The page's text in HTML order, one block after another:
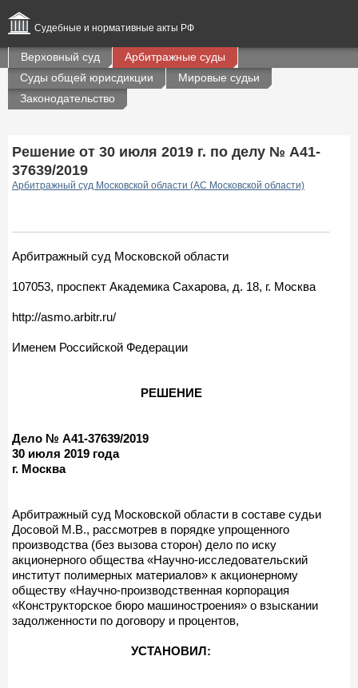
Судебные и нормативные акты РФ
Верховный суд
Арбитражные суды
Суды общей юрисдикции
Мировые судьи
Законодательство
Решение от 30 июля 2019 г. по делу № А41-
37639/2019
Арбитражный суд Московской области (АС Московской области)
Арбитражный суд Московской области
107053, проспект Академика Сахарова, д. 18, г. Москва
http://asmo.arbitr.ru/
Именем Российской Федерации
РЕШЕНИЕ
Дело № А41-37639/2019
30 июля 2019 года
г. Москва
Арбитражный суд Московской области в составе судьи
Досовой М.В., рассмотрев в порядке упрощенного
производства (без вызова сторон) дело по иску
акционерного общества «Научно-исследовательский
институт полимерных материалов» к акционерному
обществу «Научно-производственная корпорация
«Конструкторское бюро машиностроения» о взыскании
задолженности по договору и процентов,
УСТАНОВИЛ: